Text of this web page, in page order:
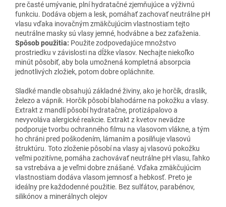
pre časté umývanie, plní hydratačné zjemňujúce a výživnú
funkciu. Dodáva objem a lesk, pomáhať zachovať neutrálne pH
vlasu vďaka inovačným zmäkčujúcim vlastnostiam tejto
neutrálne masky sú vlasy jemné, hodvábne a bez zaťaženia.
Spôsob použitia: Použite zodpovedajúce množstvo
prostriedku v závislosti na dĺžke vlasov. Nechajte niekoľko
minút pôsobiť, aby bola umožnená kompletná absorpcia
jednotlivých zložiek, potom dobre opláchnite.
Sladké mandle obsahujú základné živiny, ako je horčík, draslík,
železo a vápnik. Horčík pôsobí blahodárne na pokožku a vlasy.
Extrakt z mandlí pôsobí hydratačne, protizápalovo a
nevyvoláva alergické reakcie. Extrakt z kvetov nevädze
podporuje tvorbu ochranného filmu na vlasovom vlákne, a tým
ho chráni pred poškodením, lámaním a posilňuje vlasovú
štruktúru. Toto zloženie pôsobí na vlasy aj vlasovú pokožku
veľmi pozitívne, pomáha zachovávať neutrálne pH vlasu, ľahko
sa vstrebáva a je veľmi dobre znášané. Vďaka zmäkčujúcim
vlastnostiam dodáva vlasom jemnosť a hebkosť. Preto je
ideálny pre každodenné použitie. Bez sulfátov, parabénov,
silikónov a minerálnych olejov